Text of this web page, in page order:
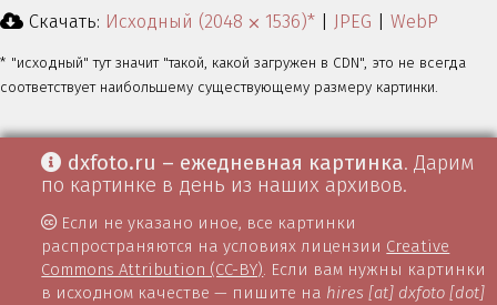
Скачать: Исходный (2048 ⨉ 1536)* | JPEG | WebP
* "исходный" тут значит "такой, какой загружен в CDN", это не всегда
соответствует наибольшему существующему размеру картинки.
dxfoto.ru – ежедневная картинка. Дарим
по картинке в день из наших архивов.
Если не указано иное, все картинки
распространяются на условиях лицензии Creative
Commons Attribution (CC-BY). Если вам нужны картинки
в исходном качестве — пишите на hires [at] dxfoto [dot]